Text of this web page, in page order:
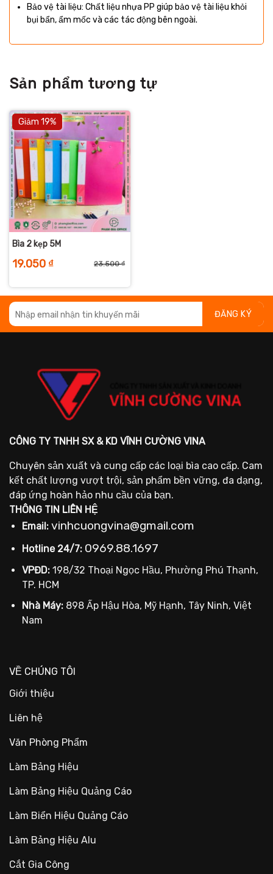
Bảo vệ tài liệu: Chất liệu nhựa PP giúp bảo vệ tài liệu khỏi
bụi bẩn, ẩm mốc và các tác động bên ngoài.
Sản phẩm tương tự
Giảm 19%
Bìa 2 kẹp 5M
23.500₫
23.500 ₫.
19.050 ₫
là:
19.050 ₫.
CÔNG TY TNHH SX & KD VĨNH CƯỜNG VINA
Chuyên sản xuất và cung cấp các loại bìa cao cấp. Cam
kết chất lượng vượt trội, sản phẩm bền vững, đa dạng,
đáp ứng hoàn hảo nhu cầu của bạn.
THÔNG TIN LIÊN HỆ
Email: vinhcuongvina@gmail.com
Hotline 24/7: 0969.88.1697
VPĐD: 198/32 Thoại Ngọc Hầu, Phường Phú Thạnh,
TP. HCM
Nhà Máy: 898 Ấp Hậu Hòa, Mỹ Hạnh, Tây Ninh, Việt
Nam
VỀ CHÚNG TÔI
Giới thiệu
Liên hệ
Văn Phòng Phẩm
Làm Bảng Hiệu
Làm Bảng Hiệu Quảng Cáo
Làm Biển Hiệu Quảng Cáo
Làm Bảng Hiệu Alu
Cắt Gia Công